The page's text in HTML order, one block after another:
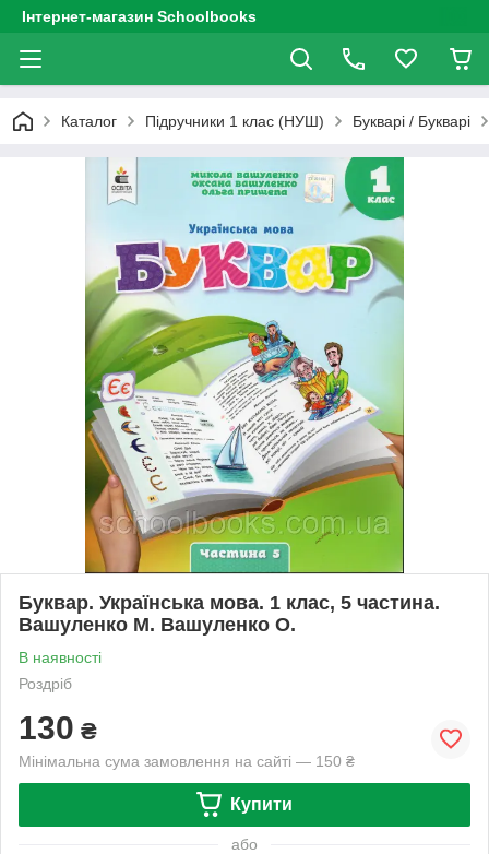
Інтернет-магазин Schoolbooks
Каталог Підручники 1 клас (НУШ) Букварі / Букварі
Буквар. Українська мова. 1 клас, 5 частина.
Вашуленко М. Вашуленко О.
В наявності
Роздріб
130 ₴
Мінімальна сума замовлення на сайті — 150 ₴
Купити
або